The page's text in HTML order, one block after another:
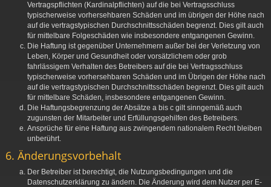
Vertragspflichten (Kardinalpflichten) auf die bei Vertragsschluss
typischerweise vorhersehbaren Schäden und im übrigen der Höhe nach
auf die vertragstypischen Durchschnittsschäden begrenzt. Dies gilt auch
für mittelbare Folgeschäden wie insbesondere entgangenen Gewinn.
Die Haftung ist gegenüber Unternehmern außer bei der Verletzung von
Leben, Körper und Gesundheit oder vorsätzlichem oder grob
fahrlässigem Verhalten des Betreibers auf die bei Vertragsschluss
typischerweise vorhersehbaren Schäden und im Übrigen der Höhe nach
auf die vertragstypischen Durchschnittsschäden begrenzt. Dies gilt auch
für mittelbare Schäden, insbesondere entgangenen Gewinn.
Die Haftungsbegrenzung der Absätze a bis c gilt sinngemäß auch
zugunsten der Mitarbeiter und Erfüllungsgehilfen des Betreibers.
Ansprüche für eine Haftung aus zwingendem nationalem Recht bleiben
unberührt.
6. Änderungsvorbehalt
Der Betreiber ist berechtigt, die Nutzungsbedingungen und die
Datenschutzerklärung zu ändern. Die Änderung wird dem Nutzer per E-